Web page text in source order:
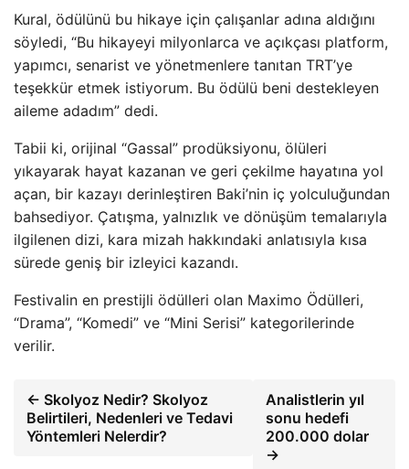
Kural, ödülünü bu hikaye için çalışanlar adına aldığını
söyledi, “Bu hikayeyi milyonlarca ve açıkçası platform,
yapımcı, senarist ve yönetmenlere tanıtan TRT’ye
teşekkür etmek istiyorum. Bu ödülü beni destekleyen
aileme adadım” dedi.
Tabii ki, orijinal “Gassal” prodüksiyonu, ölüleri
yıkayarak hayat kazanan ve geri çekilme hayatına yol
açan, bir kazayı derinleştiren Baki’nin iç yolculuğundan
bahsediyor. Çatışma, yalnızlık ve dönüşüm temalarıyla
ilgilenen dizi, kara mizah hakkındaki anlatısıyla kısa
sürede geniş bir izleyici kazandı. ​​​​​​​
Festivalin en prestijli ödülleri olan Maximo Ödülleri,
“Drama”, “Komedi” ve “Mini Serisi” kategorilerinde
verilir.
← Skolyoz Nedir? Skolyoz
Belirtileri, Nedenleri ve Tedavi
Yöntemleri Nelerdir?
Analistlerin yıl
sonu hedefi
200.000 dolar
→